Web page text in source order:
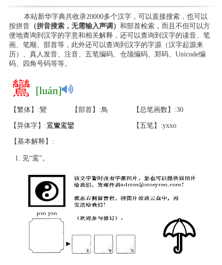
本站新华字典共收录20000多个汉字，可以直接搜索，也可以
按拼音（拼音搜索，无需输入声调） 和部首检索，而且不但可以方
便地查询到汉字的字意和相关解释，还可以查询到汉字的读音、笔
画、笔顺、部首等，此外还可以查询到汉字的字源（汉字起源来
历）、真人发音、注音、五笔编码、仓颉编码、郑码、Unicode编
码、四角号码等等。
鸞 [luán]
【繁体】:鸞 【部首】:鳥 【总笔画数】:30
【异体字】:鵉鸞鸾鑾 【五笔】:yxxo
【基本解释】:
见“鸾”。